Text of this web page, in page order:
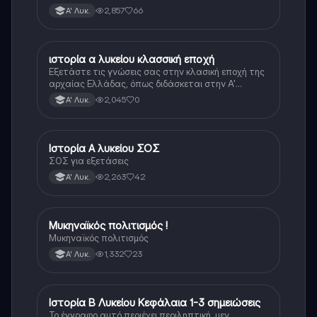
τεράστιο βάρος του βιβλίου
Α' Λυκ. 2,857 66
Ιστορία
ιστορία α λυκείου κλασσική εποχή
Εξετάστε τις γνώσεις σας στην κλασική εποχή της
αρχαίας Ελλάδας, όπως διδάσκεται στην Α'
Λυκείου.
Α' Λυκ. 2,045 0
Ιστορία
Ιστορία Α λυκείου ΣΟΣ
ΣΟΣ για εξετάσεις
Α' Λυκ. 2,263 42
Ιστορία
Μυκηναϊκός πολιτισμός !
Μυκηναϊκός πολιτισμός
Α' Λυκ. 1,332 23
Ιστορία
Ιστορία Β Λυκείου Κεφάλαια 1-3 σημειώσεις